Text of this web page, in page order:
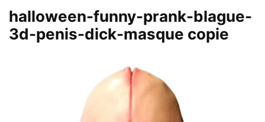
halloween-funny-prank-blague-
3d-penis-dick-masque copie